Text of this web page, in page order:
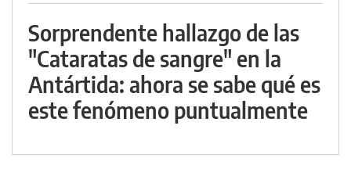
Sorprendente hallazgo de las
"Cataratas de sangre" en la
Antártida: ahora se sabe qué es
este fenómeno puntualmente